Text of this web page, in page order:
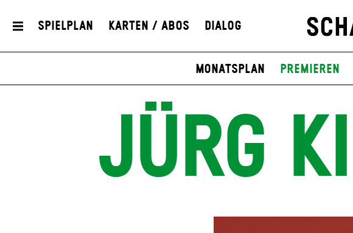
Spielplan Karten / Abos Dialog
Monatsplan Premieren
JÜRG